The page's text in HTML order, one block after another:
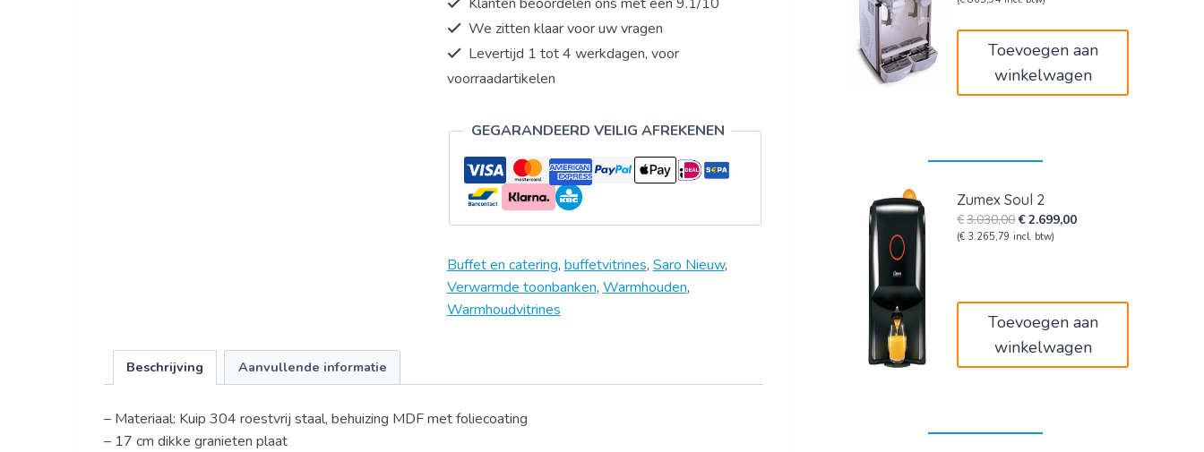
200
OAK
aantal
We zitten klaar voor uw vragen
Levertijd 1 tot 4 werkdagen, voor
voorraadartikelen
GEGARANDEERD VEILIG AFREKENEN
Buffet en catering, buffetvitrines, Saro Nieuw,
Verwarmde toonbanken, Warmhouden,
Warmhoudvitrines
Beschrijving Aanvullende informatie
– Materiaal: Kuip 304 roestvrij staal, behuizing MDF met foliecoating
– 17 cm dikke granieten plaat
Toevoegen aan
winkelwagen
Zumex Soul 2
€3.030,00Oorspronkelijke
prijs
€2.699,00Huidige
(€ 3.265,79 incl. btw)
Toevoegen aan
winkelwagen